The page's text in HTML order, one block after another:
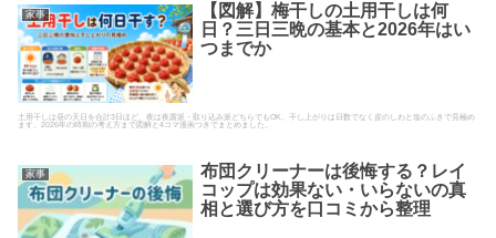
家事
【図解】梅干しの土用干しは何
日？三日三晩の基本と2026年はい
つまでか
土用干しは昼の天日を合計3日ほど、夜は夜露派・取り込み派どちらでもOK。干し上がりは日数でなく皮のしわと塩のふきで見極め
ます。2026年の時期の考え方まで図解と4コマ漫画つきでまとめました。
家事
布団クリーナーは後悔する？レイ
コップは効果ない・いらないの真
相と選び方を口コミから整理